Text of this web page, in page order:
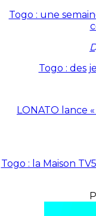
Togo : une
Togo : des
LONATO lance
Togo : la Maison